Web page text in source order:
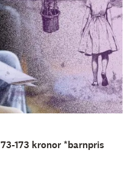
73-173 kronor *barnpris